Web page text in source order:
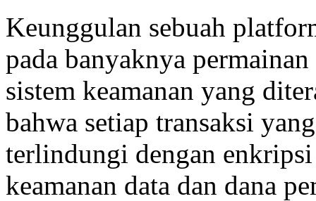
Keunggulan sebuah
pada banyaknya
sistem keamanan yang
bahwa setiap transaksi
terlindungi dengan
keamanan data dan dana